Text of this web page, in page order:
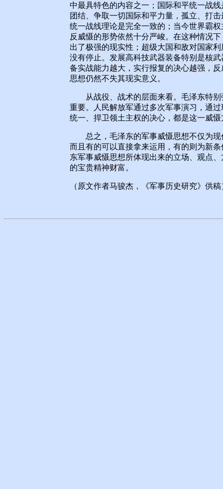
中最具特色的内容之一；国际和平统一战
团结、争取一切国际和平力量，孤立、打
统一战线理论是完全一致的；当今世界霸
反威慑的形势依然十分严峻。在这种情况
出了极强的现实性；超级大国和敌对国家
没有停止。发展高科技武器装备特别是核
备实战能力越大，实行报复的决心越强，
思想仍然不失其现实意义。
从战役、战术的层面来看。毛泽东特别
重要。人民解放军通过多次军事演习，通
统一、捍卫领土主权的决心，都是这一威
总之，毛泽东的军事威慑思想不仅为现
而且有的可以直接拿来运用，有的则为新
东军事威慑思想所体现出来的立场、观点
的宝贵精神财富。
（原文作者马骏杰，《军事历史研究》供稿